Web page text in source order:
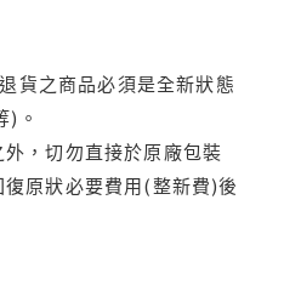
貨之商品必須是全新狀態
)。
，切勿直接於原廠包裝
原狀必要費用(整新費)後